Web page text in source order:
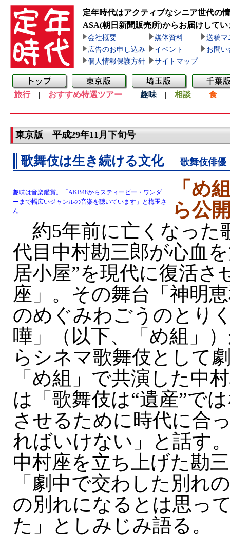
定年時代はアクティブなシニア世代の
ASA(朝日新聞販売所)からお届けしてい
会社概要 媒体資料
送稿マ
広告のお申し込み
イベント
お問い
個人情報保護方針
サイトマップ
旅行| おすすめ特選ツアー | 趣味 | 相談 | 食
東京版 平成29年11月下旬号
歌舞伎は生き続ける文化 歌舞伎俳優
趣味は音楽鑑賞。「AKB48からスティービー・ワンダ
ーまで幅広いジャンルの音楽を聴いています」と梅玉さ
ん
「め
ら公
約5年前に亡くなった
代目中村勘三郎が心血
居小屋”を現代に復活さ
座」。その舞台「神明
のめぐみわごうのとり
嘩」（以下、「め組」
らシネマ歌舞伎として
「め組」で共演した中
は「歌舞伎は“遺産”で
させるために時代に合
ればいけない」と話す
中村座を立ち上げた勘
「劇中で交わした別れ
の別れになるとは思っ
た」としみじみ語る。